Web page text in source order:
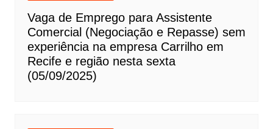
Vaga de Emprego para Assistente
Comercial (Negociação e Repasse) sem
experiência na empresa Carrilho em
Recife e região nesta sexta
(05/09/2025)